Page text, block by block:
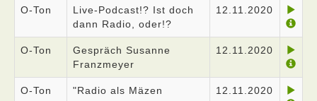
O-Ton
Live-Podcast!? Ist doch
dann Radio, oder!?
12.11.2020
O-Ton
Gespräch Susanne
Franzmeyer
12.11.2020
O-Ton
"Radio als Mäzen
12.11.2020